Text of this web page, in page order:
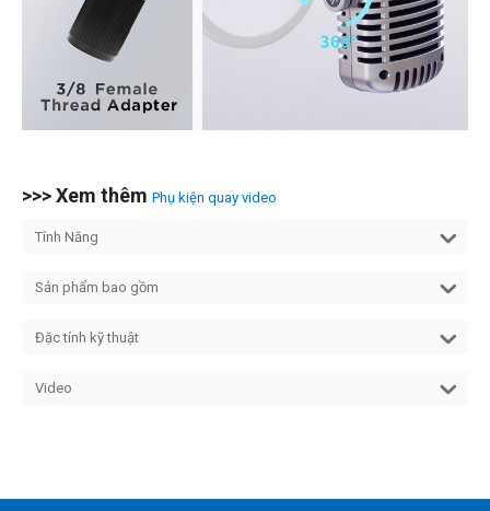
>>> Xem thêm Phụ kiện quay video
Tính Năng
Sản phẩm bao gồm
Đặc tính kỹ thuật
Video